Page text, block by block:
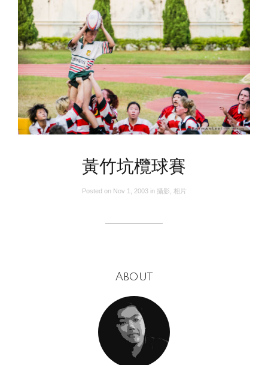
黃竹坑欖球賽
Posted on Nov 1, 2003 in 攝影 相片
About